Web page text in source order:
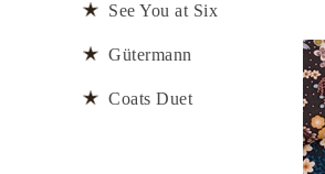
See You at Six
Gütermann
Coats Duet